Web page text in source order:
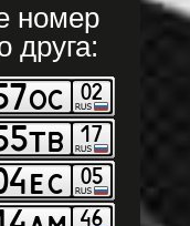
номер
друга: